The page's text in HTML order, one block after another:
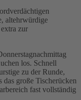
altehrwürdige
zur
los. Schnell
zu der Runde,
das große Tischerücken
fast vollständig